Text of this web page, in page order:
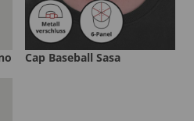
Cap Baseball Sasa